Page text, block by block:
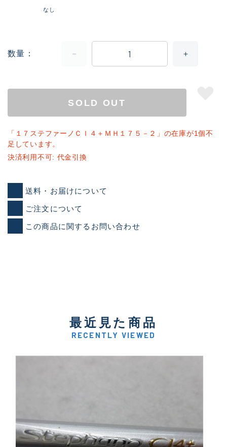
なし
数量
SOLD OUT
「１７ステファーノＣＩ４＋ＭＨ１７５－２」の在庫が1個不
足しています。
決済利用不可: 代金引換
送料・お届けについて
ご注文について
この商品に関するお問い合わせ
最近見た商品
RECENTLY VIEWED